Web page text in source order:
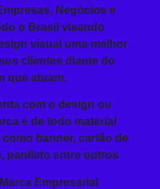
Negócios e
o Brasil visando
visual uma melhor
clientes diante do
que atuam.
com o design ou
e de todo material
banner, cartão de
panfleto entre outros
Empresarial